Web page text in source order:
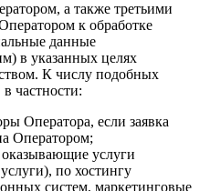
а также третьими
к обработке
данные
в указанных целях
К числу подобных
частности:
Оператора, если заявка
Оператором;
услуги
по хостингу
систем, маркетинговые